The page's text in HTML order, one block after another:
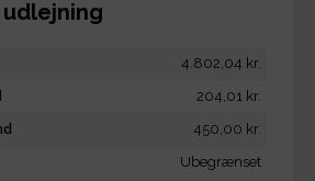
4.802,04 kr.
204,01 kr.
450,00 kr.
Ubegrænset